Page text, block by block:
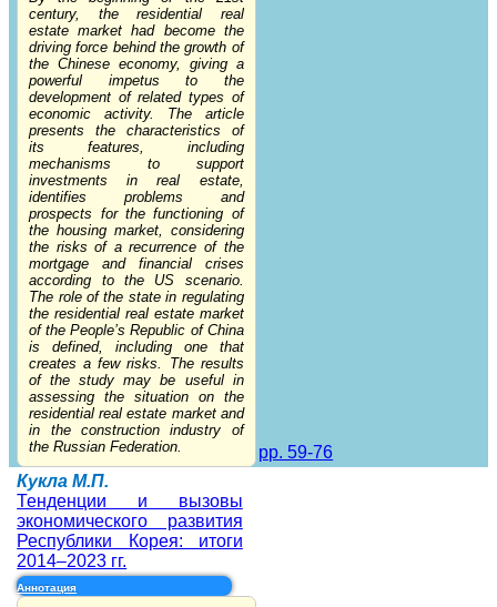
century, the residential real
estate market had become the
driving force behind the growth of
the Chinese economy, giving a
powerful impetus to the
development of related types of
economic activity. The article
presents the characteristics of
its features, including
mechanisms to support
investments in real estate,
identifies problems and
prospects for the functioning of
the housing market, considering
the risks of a recurrence of the
mortgage and financial crises
according to the US scenario.
The role of the state in regulating
the residential real estate market
of the People’s Republic of China
is defined, including one that
creates a few risks. The results
of the study may be useful in
assessing the situation on the
residential real estate market and
in the construction industry of
the Russian Federation.
pp. 59-76
Кукла М.П.
Тенденции и вызовы
экономического развития
Республики Корея: итоги
2014–2023 гг.
Аннотация